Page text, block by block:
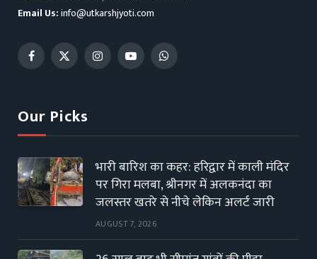
Email Us:info@utkarshjyoti.com
Facebook
X
InstagramYouTubeWhatsApp
Our Picks
भारी बारिश का कहर: हरिद्वार में काली मंदिर
पर गिरा मलबा, श्रीनगर में अलकनंदा का
जलस्तर खतरे से नीचे लेकिन अलर्ट जारी
AUGUST 7, 2026